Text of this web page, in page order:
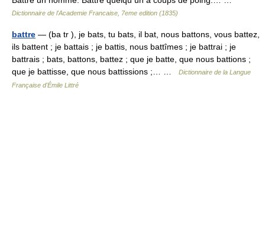
Dictionnaire de l'Academie Francaise, 7eme edition (1835)
battre — (ba tr ), je bats, tu bats, il bat, nous battons, vous battez,
ils battent ; je battais ; je battis, nous battîmes ; je battrai ; je
battrais ; bats, battons, battez ; que je batte, que nous battions ;
que je battisse, que nous battissions ;… …
Dictionnaire de la Langue
Française d'Émile Littré